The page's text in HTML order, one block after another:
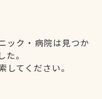
ック・病院は見つか
た。
てください。